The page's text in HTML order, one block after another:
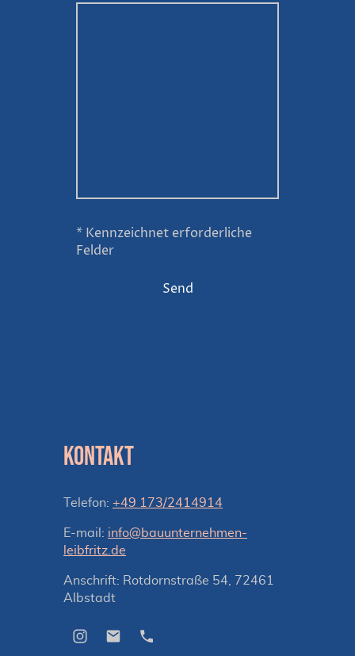
* Kennzeichnet erforderliche
Felder
Send
Kontakt
Telefon: +49 173/2414914
E-mail: info@bauunternehmen-
leibfritz.de
Anschrift: Rotdornstraße 54, 72461
Albstadt